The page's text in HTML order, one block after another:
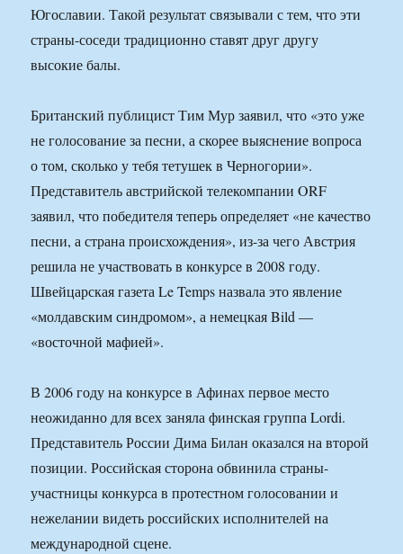
Югославии. Такой результат связывали с тем, что эти
страны-соседи традиционно ставят друг другу
высокие балы.
Британский публицист Тим Мур заявил, что «это уже
не голосование за песни, а скорее выяснение вопроса
о том, сколько у тебя тетушек в Черногории».
Представитель австрийской телекомпании ORF
заявил, что победителя теперь определяет «не качество
песни, а страна происхождения», из-за чего Австрия
решила не участвовать в конкурсе в 2008 году.
Швейцарская газета Le Temps назвала это явление
«молдавским синдромом», а немецкая Bild —
«восточной мафией».
В 2006 году на конкурсе в Афинах первое место
неожиданно для всех заняла финская группа Lordi.
Представитель России Дима Билан оказался на второй
позиции. Российская сторона обвинила страны-
участницы конкурса в протестном голосовании и
нежелании видеть российских исполнителей на
международной сцене.